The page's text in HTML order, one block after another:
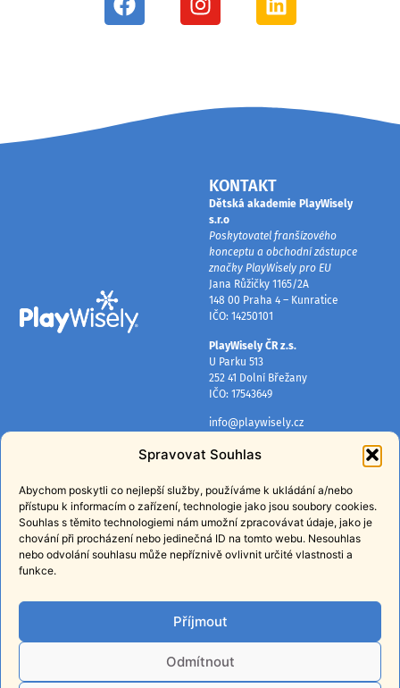
Spravovat Souhlas
Abychom poskytli co nejlepší služby, používáme k ukládání a/nebo
přístupu k informacím o zařízení, technologie jako jsou soubory cookies.
Souhlas s těmito technologiemi nám umožní zpracovávat údaje, jako je
chování při procházení nebo jedinečná ID na tomto webu. Nesouhlas
nebo odvolání souhlasu může nepříznivě ovlivnit určité vlastnosti a
funkce.
Příjmout
Odmítnout
KONTAKT
Dětská akademie PlayWisely
s.r.o
Poskytovatel franšízového
konceptu a obchodní zástupce
značky PlayWisely pro EU
Jana Růžičky 1165/2A
148 00 Praha 4 – Kunratice
IČO: 14250101
PlayWisely ČR z.s.
U Parku 513
252 41 Dolní Břežany
IČO: 17543649
info@playwisely.cz
O nás
Mapa lokalit
Ochrana osobních údajů
E-shop
PŘIHLASTE SE K ODBĚRU
NOVINEK
Získávejte pravidelné tipy, rady a
informace o našich programech.
PŘIHLÁSIT
Přihlášením souhlasíte
sezpracováním osobních údajůza
účelem zasílání obchodních sdělení.